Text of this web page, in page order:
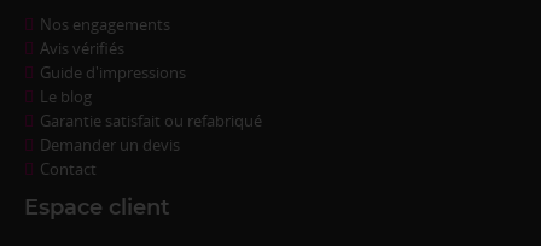
Nos engagements
Avis vérifiés
Guide d'impressions
Le blog
Garantie satisfait ou refabriqué
Demander un devis
Contact
Espace client